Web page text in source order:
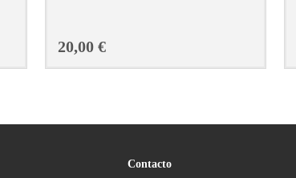
20,00 €
Contacto